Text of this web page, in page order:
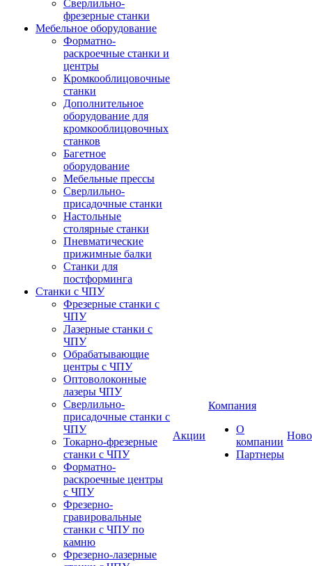
Сверлильно-
фрезерные станки
Мебельное оборудование
Форматно-
раскроечные станки и
центры
Кромкооблицовочные
станки
Дополнительное
оборудование для
кромкооблицовочных
станков
Багетное
оборудование
Мебельные прессы
Сверлильно-
присадочные станки
Настольные
столярные станки
Пневматические
прижимные балки
Станки для
постформинга
Станки с ЧПУ
Фрезерные станки с
ЧПУ
Лазерные станки с
ЧПУ
Обрабатывающие
центры с ЧПУ
Оптоволоконные
лазеры ЧПУ
Сверлильно-
присадочные станки с
ЧПУ
Токарно-фрезерные
станки с ЧПУ
Форматно-
раскроечные центры
с ЧПУ
Фрезерно-
гравировальные
станки с ЧПУ по
камню
Фрезерно-лазерные
Акции
Компания
О
компании
Партнеры